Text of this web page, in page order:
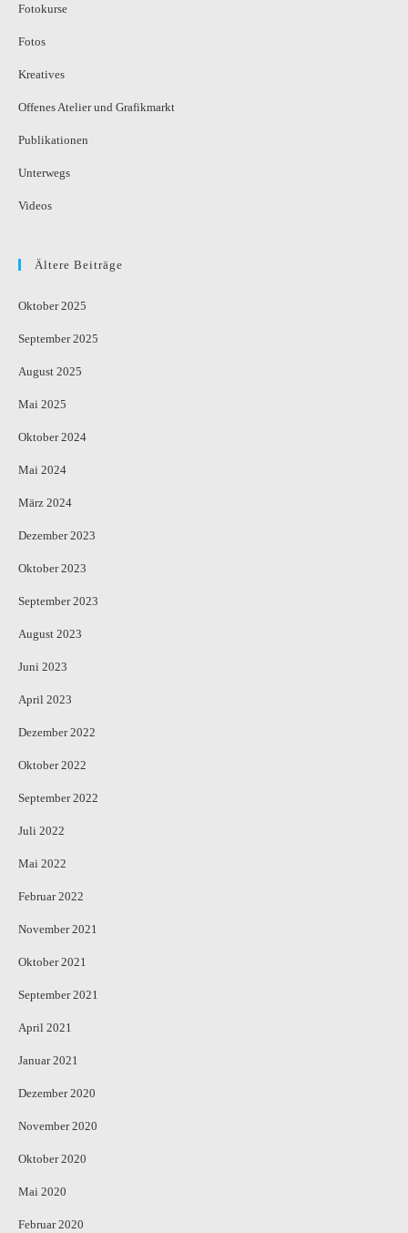
Fotokurse
Fotos
Kreatives
Offenes Atelier und Grafikmarkt
Publikationen
Unterwegs
Videos
Ältere Beiträge
Oktober 2025
September 2025
August 2025
Mai 2025
Oktober 2024
Mai 2024
März 2024
Dezember 2023
Oktober 2023
September 2023
August 2023
Juni 2023
April 2023
Dezember 2022
Oktober 2022
September 2022
Juli 2022
Mai 2022
Februar 2022
November 2021
Oktober 2021
September 2021
April 2021
Januar 2021
Dezember 2020
November 2020
Oktober 2020
Mai 2020
Februar 2020